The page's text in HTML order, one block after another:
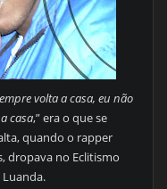
volta a casa, eu não
casa,” era o que se
quando o rapper
dropava no Eclitismo
Luanda.